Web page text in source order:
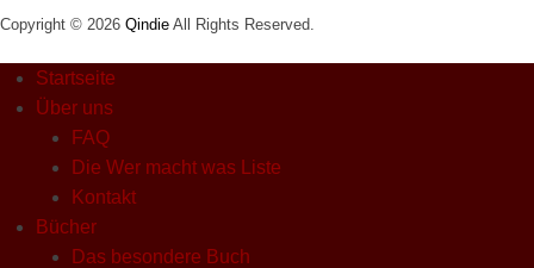
Copyright © 2026 Qindie All Rights Reserved.
Startseite
Über uns
FAQ
Die Wer macht was Liste
Kontakt
Bücher
Das besondere Buch